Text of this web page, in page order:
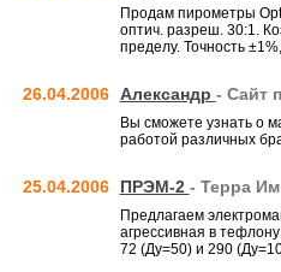
Продам пирометры
оптич. разреш. 30:1.
пределу. Точность
26.04.2006 Александр - Сайт
Вы сможете узнать о
работой различных
25.04.2006 ПРЭМ-2 - Терра
Предлагаем
агрессивная в
72 (Ду=50) и 290